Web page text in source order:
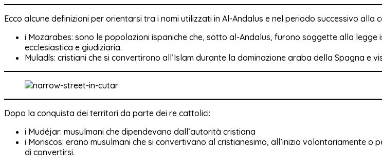
Ecco alcune definizioni per orientarsi tra i nomi utilizzati in Al-Andalus e nel periodo successivo alla
i Mozarabes: sono le popolazioni ispaniche che, sotto al-Andalus, furono soggette alla
ecclesiastica e giudiziaria.
Muladís: cristiani che si convertirono all’Islam durante la dominazione araba della Spagna e
Dopo la conquista dei territori da parte dei re cattolici:
i Mudéjar: musulmani che dipendevano dall’autorità cristiana
i Moriscos: erano musulmani che si convertivano al cristianesimo, all’inizio volontariamente
di convertirsi.